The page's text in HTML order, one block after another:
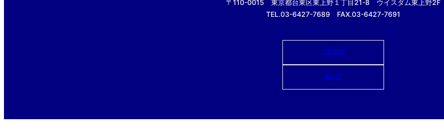
〒110-0015 東京都台東区東上野１丁目21-8 ウイスダム東上野2F
TEL.03-6427-7689 FAX.03-6427-7691
ご意見箱
使い方